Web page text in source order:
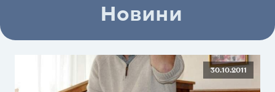
Новини
30.10.2011